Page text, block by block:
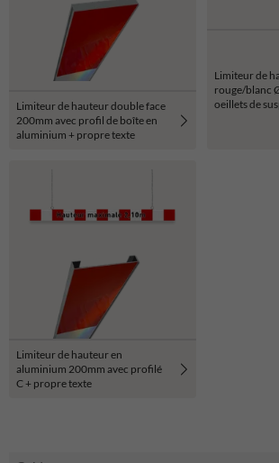
Limiteur de hauteur double face
200mm avec profil de boîte en
aluminium + propre texte
Limiteur de
rouge/blanc
oeillets de
Limiteur de hauteur en
aluminium 200mm avec profilé
C + propre texte